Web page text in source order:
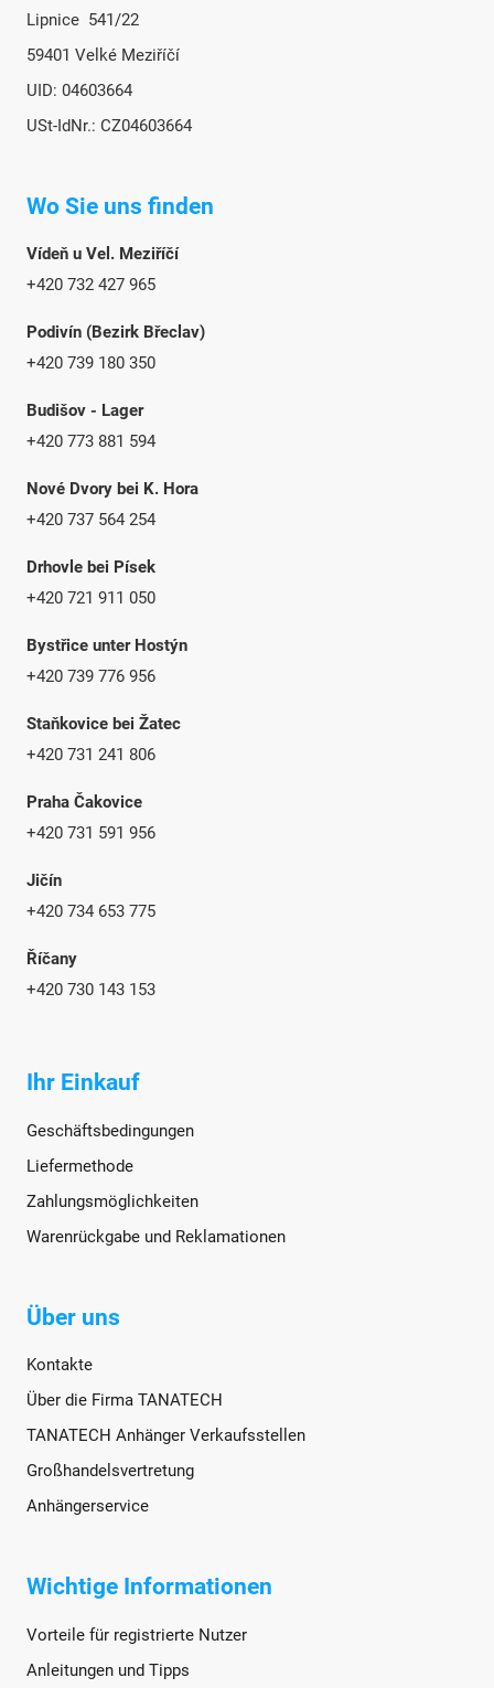
Lipnice 541/22
59401 Velké Meziříčí
UID: 04603664
USt-IdNr.: CZ04603664
Wo Sie uns finden
Vídeň u Vel. Meziříčí
+420 732 427 965
Podivín (Bezirk Břeclav)
+420 739 180 350
Budišov - Lager
+420 773 881 594
Nové Dvory bei K. Hora
+420 737 564 254
Drhovle bei Písek
+420 721 911 050
Bystřice unter Hostýn
+420 739 776 956
Staňkovice bei Žatec
+420 731 241 806
Praha Čakovice
+420 731 591 956
Jičín
+420 734 653 775
Říčany
+420 730 143 153
Ihr Einkauf
Geschäftsbedingungen
Liefermethode
Zahlungsmöglichkeiten
Warenrückgabe und Reklamationen
Über uns
Kontakte
Über die Firma TANATECH
TANATECH Anhänger Verkaufsstellen
Großhandelsvertretung
Anhängerservice
Wichtige Informationen
Vorteile für registrierte Nutzer
Anleitungen und Tipps